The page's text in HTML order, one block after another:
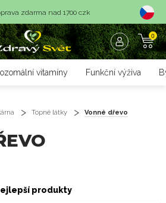
objednávky do 14 dnů
dodání <36 hodin
zdarma nad 1700 czk
0
vitamíny Funkční výživa
Topné látky Vonné dřevo
produkty